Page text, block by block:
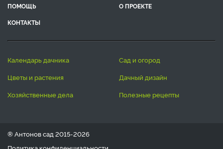
ПОМОЩЬ
О ПРОЕКТЕ
КОНТАКТЫ
календарь дачника
сад и огород
цветы и растения
дачный дизайн
хозяйственные дела
полезные рецепты
® Антонов сад 2015-2026